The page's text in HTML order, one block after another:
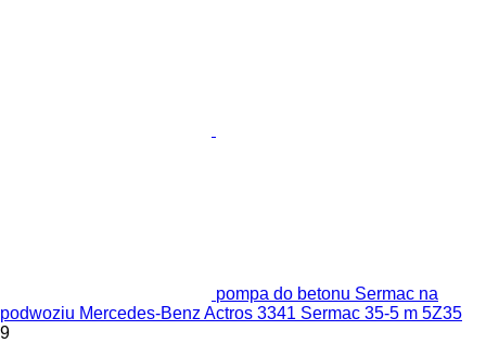
pompa do betonu Sermac na
podwoziu Mercedes-Benz Actros 3341 Sermac 35-5 m 5Z35
9